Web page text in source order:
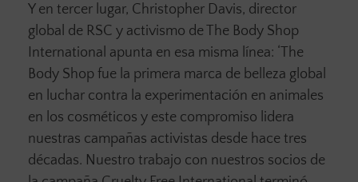
Y en tercer lugar, Christopher Davis, director
global de RSC y activismo de The Body Shop
International apunta en esa misma línea: ‘The
Body Shop fue la primera marca de belleza global
en luchar contra la experimentación en animales
en los cosméticos y este compromiso lidera
nuestras campañas activistas desde hace tres
décadas. Nuestro trabajo con nuestros socios de